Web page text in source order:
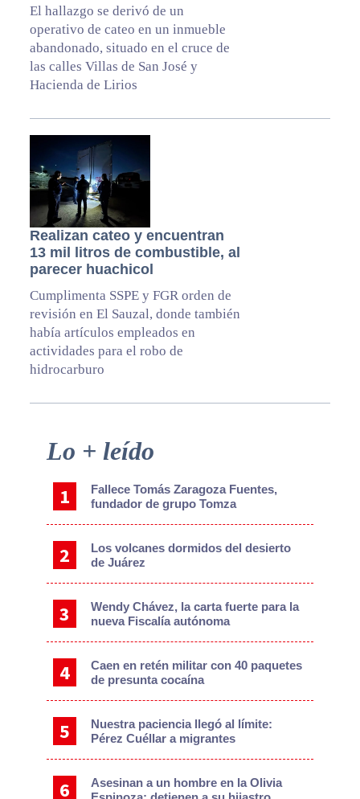
El hallazgo se derivó de un
operativo de cateo en un inmueble
abandonado, situado en el cruce de
las calles Villas de San José y
Hacienda de Lirios
Realizan cateo y encuentran
13 mil litros de combustible, al
parecer huachicol
Cumplimenta SSPE y FGR orden de
revisión en El Sauzal, donde también
había artículos empleados en
actividades para el robo de
hidrocarburo
Primary
Lo + leído
Fallece Tomás Zaragoza Fuentes,
fundador de grupo Tomza
Los volcanes dormidos del desierto
de Juárez
Wendy Chávez, la carta fuerte para la
nueva Fiscalía autónoma
Caen en retén militar con 40 paquetes
de presunta cocaína
Nuestra paciencia llegó al límite:
Pérez Cuéllar a migrantes
Asesinan a un hombre en la Olivia